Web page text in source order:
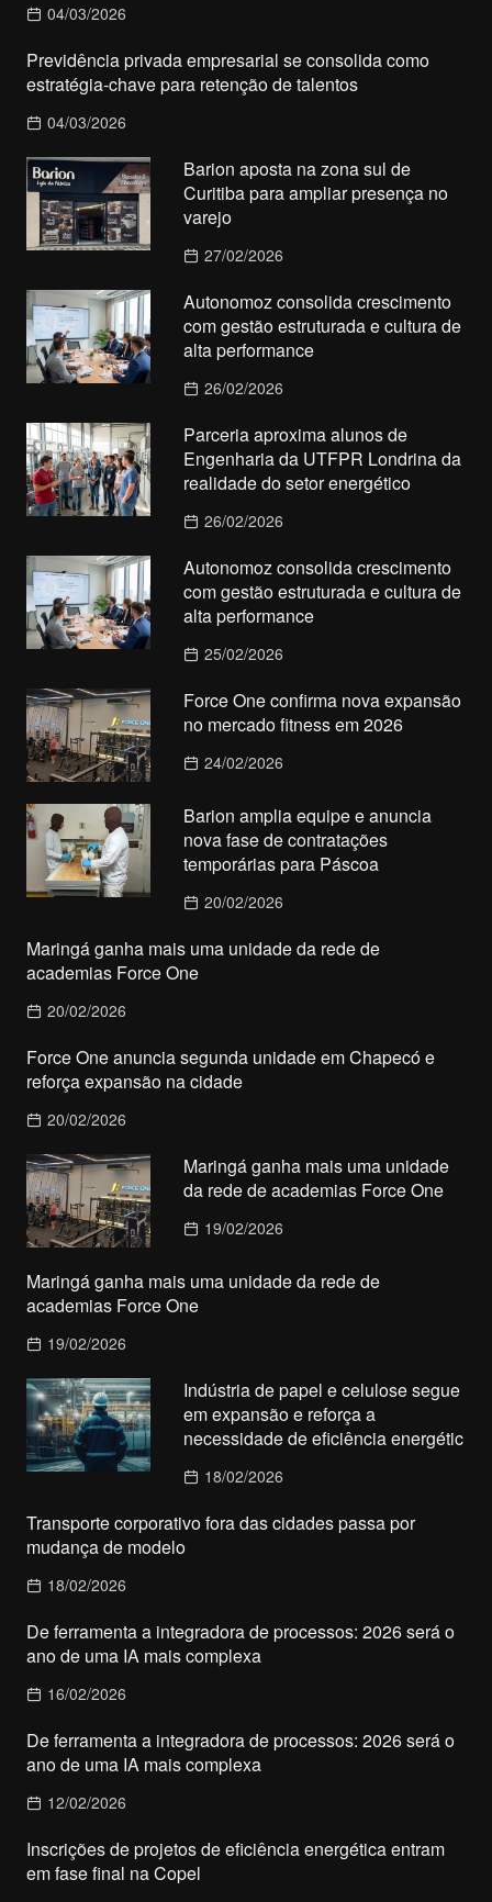
04/03/2026
Previdência privada empresarial se consolida como
estratégia-chave para retenção de talentos
04/03/2026
Barion aposta na zona sul de
Curitiba para ampliar presença no
varejo
27/02/2026
Autonomoz consolida crescimento
com gestão estruturada e cultura de
alta performance
26/02/2026
Parceria aproxima alunos de
Engenharia da UTFPR Londrina da
realidade do setor energético
26/02/2026
Autonomoz consolida crescimento
com gestão estruturada e cultura de
alta performance
25/02/2026
Force One confirma nova expansão
no mercado fitness em 2026
24/02/2026
Barion amplia equipe e anuncia
nova fase de contratações
temporárias para Páscoa
20/02/2026
Maringá ganha mais uma unidade da rede de
academias Force One
20/02/2026
Force One anuncia segunda unidade em Chapecó e
reforça expansão na cidade
20/02/2026
Maringá ganha mais uma unidade
da rede de academias Force One
19/02/2026
Maringá ganha mais uma unidade da rede de
academias Force One
19/02/2026
Indústria de papel e celulose segue
em expansão e reforça a
necessidade de eficiência energétic
18/02/2026
Transporte corporativo fora das cidades passa por
mudança de modelo
18/02/2026
De ferramenta a integradora de processos: 2026 será o
ano de uma IA mais complexa
16/02/2026
De ferramenta a integradora de processos: 2026 será o
ano de uma IA mais complexa
12/02/2026
Inscrições de projetos de eficiência energética entram
em fase final na Copel